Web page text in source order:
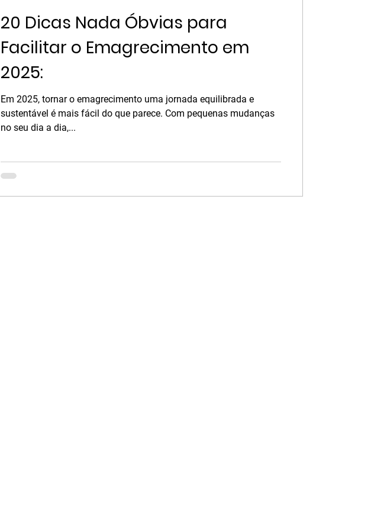
20 Dicas Nada Óbvias para
Facilitar o Emagrecimento em
2025:
Em 2025, tornar o emagrecimento uma jornada equilibrada e
sustentável é mais fácil do que parece. Com pequenas mudanças
no seu dia a dia,...